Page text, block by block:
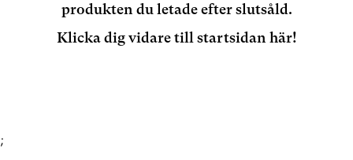
produkten du letade efter slutsåld.
Klicka dig vidare till startsidan här!
;